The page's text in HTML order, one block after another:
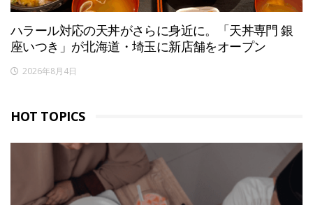
ハラール対応の天丼がさらに身近に。「天丼専門 銀
座いつき」が北海道・埼玉に新店舗をオープン
2026年8月4日
HOT TOPICS